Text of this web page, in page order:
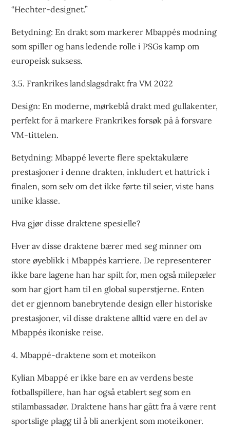
“Hechter-designet.”
Betydning: En drakt som markerer Mbappés modning
som spiller og hans ledende rolle i PSGs kamp om
europeisk suksess.
3.5. Frankrikes landslagsdrakt fra VM 2022
Design: En moderne, mørkeblå drakt med gullakenter,
perfekt for å markere Frankrikes forsøk på å forsvare
VM-tittelen.
Betydning: Mbappé leverte flere spektakulære
prestasjoner i denne drakten, inkludert et hattrick i
finalen, som selv om det ikke førte til seier, viste hans
unike klasse.
Hva gjør disse draktene spesielle?
Hver av disse draktene bærer med seg minner om
store øyeblikk i Mbappés karriere. De representerer
ikke bare lagene han har spilt for, men også milepæler
som har gjort ham til en global superstjerne. Enten
det er gjennom banebrytende design eller historiske
prestasjoner, vil disse draktene alltid være en del av
Mbappés ikoniske reise.
4. Mbappé-draktene som et moteikon
Kylian Mbappé er ikke bare en av verdens beste
fotballspillere, han har også etablert seg som en
stilambassadør. Draktene hans har gått fra å være rent
sportslige plagg til å bli anerkjent som moteikoner.